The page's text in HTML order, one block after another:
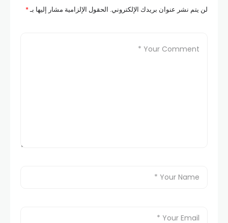
لن يتم نشر عنوان بريدك الإلكتروني. الحقول الإلزامية مشار إليها بـ*